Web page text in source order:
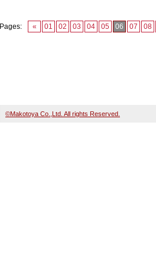
Pages: « 01 02 03 04 05 06 07 08
©Makotoya Co.,Ltd. All rights Reserved.